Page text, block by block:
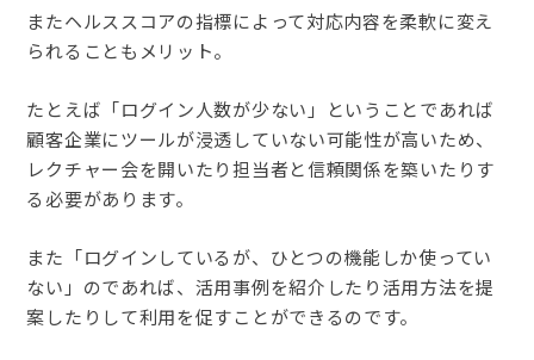
またヘルススコアの指標によって対応内容を柔軟に変え
られることもメリット。
たとえば「ログイン人数が少ない」ということであれば
顧客企業にツールが浸透していない可能性が高いため、
レクチャー会を開いたり担当者と信頼関係を築いたりす
る必要があります。
また「ログインしているが、ひとつの機能しか使ってい
ない」のであれば、活用事例を紹介したり活用方法を提
案したりして利用を促すことができるのです。